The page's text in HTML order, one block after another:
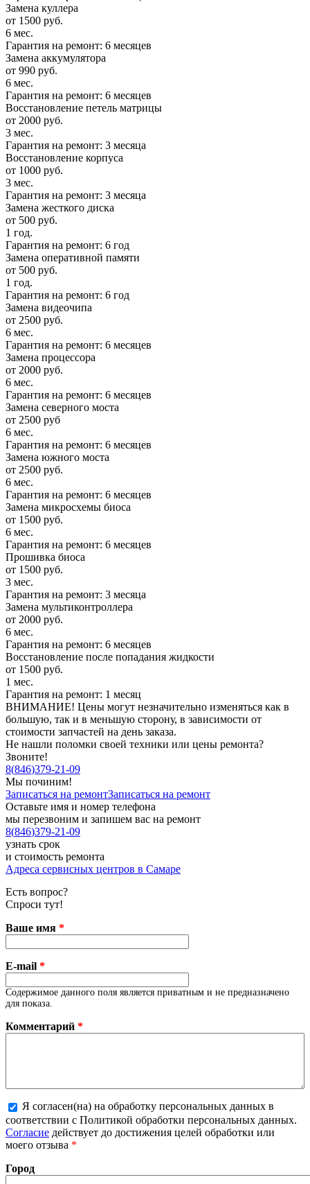
Замена куллера
от 1500 руб.
6 мес.
Гарантия на ремонт: 6 месяцев
Замена аккумулятора
от 990 руб.
6 мес.
Гарантия на ремонт: 6 месяцев
Восстановление петель матрицы
от 2000 руб.
3 мес.
Гарантия на ремонт: 3 месяца
Восстановление корпуса
от 1000 руб.
3 мес.
Гарантия на ремонт: 3 месяца
Замена жесткого диска
от 500 руб.
1 год.
Гарантия на ремонт: 6 год
Замена оперативной памяти
от 500 руб.
1 год.
Гарантия на ремонт: 6 год
Замена видеочипа
от 2500 руб.
6 мес.
Гарантия на ремонт: 6 месяцев
Замена процессора
от 2000 руб.
6 мес.
Гарантия на ремонт: 6 месяцев
Замена северного моста
от 2500 руб
6 мес.
Гарантия на ремонт: 6 месяцев
Замена южного моста
от 2500 руб.
6 мес.
Гарантия на ремонт: 6 месяцев
Замена микросхемы биоса
от 1500 руб.
6 мес.
Гарантия на ремонт: 6 месяцев
Прошивка биоса
от 1500 руб.
3 мес.
Гарантия на ремонт: 3 месяца
Замена мультиконтроллера
от 2000 руб.
6 мес.
Гарантия на ремонт: 6 месяцев
Восстановление после попадания жидкости
от 1500 руб.
1 мес.
Гарантия на ремонт: 1 месяц
ВНИМАНИЕ! Цены могут незначительно изменяться как в
большую, так и в меньшую сторону, в зависимости от
стоимости запчастей на день заказа.
Не нашли поломки своей техники или цены ремонта?
Звоните!
8(846)379-21-09
Мы починим!
Записаться на ремонтЗаписаться на ремонт
Оставьте имя и номер телефона
мы перезвоним и запишем вас на ремонт
8(846)379-21-09
узнать срок
и стоимость ремонта
Адреса сервисных центров в Самаре
Есть вопрос?
Спроси тут!
Ваше имя *
E-mail *
Содержимое данного поля является приватным и не предназначено
для показа.
Комментарий *
Более подробная информация о текстовых
форматах
Я согласен(на) на обработку персональных данных в
соответствии с Политикой обработки персональных данных.
Согласие действует до достижения целей обработки или
моего отзыва *
Город